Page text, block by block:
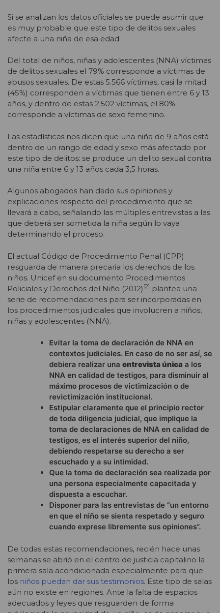
Si se analizan los datos oficiales se puede asumir que
es muy probable que este tipo de delitos sexuales
afecte a una niña de esa edad.
Del total de niños, niñas y adolescentes (NNA) víctimas
de delitos sexuales el 79% corresponde a víctimas de
abusos sexuales. De estas 5.566 víctimas, casi la mitad
(45%) corresponden a víctimas que tienen entre 6 y 13
años, y dentro de estas 2.502 víctimas, el 80%
corresponde a víctimas de sexo femenino.
Las estadísticas nos dicen que una niña de 9 años está
dentro de un rango de edad y sexo más afectado por
este tipo de delitos: se produce un delito sexual contra
una niña entre 6 y 13 años cada 3,5 horas.
Algunos abogados han dado sus opiniones y
explicaciones respecto del procedimiento que se
llevará a cabo, señalando las múltiples entrevistas a las
que deberá ser sometida la niña según lo vaya
determinando el proceso.
El actual Código de Procedimiento Penal (CPP)
resguarda de manera precaria los derechos de los
niños. Unicef en su documento Procedimientos
Policiales y Derechos del Niño (2012) [2] plantea una
serie de recomendaciones para ser incorporadas en
los procedimientos judiciales que involucren a niños,
niñas y adolescentes (NNA).
Evitar la toma de declaración de NNA en
contextos judiciales. En caso de no ser así, se
debiera realizar una entrevista única a los
NNA en calidad de testigos, para disminuir al
máximo procesos de victimización o de
revictimización institucional.
Estipular claramente que el principio rector
de toda diligencia judicial, que implique la
toma de declaraciones de NNA en calidad de
testigos, es el interés superior del niño,
debiendo respetarse su derecho a ser
escuchado y a su intimidad.
Que la toma de declaración sea realizada por
una persona especialmente capacitada y
dispuesta a escuchar.
Disponer para las entrevistas de “un entorno
en que el niño se sienta respetado y seguro
cuando exprese libremente sus opiniones”.
De todas estas recomendaciones, recién hace unas
semanas se abrió en el centro de justicia capitalino la
primera sala acondicionada especialmente para que
los niños puedan dar sus testimonios. Este tipo de salas
aún no existe en regiones. Ante la falta de espacios
adecuados y leyes que resguarden de forma